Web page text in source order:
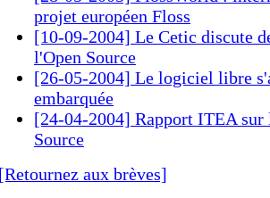
projet européen Floss
[10-09-2004] Le Cetic discute
l'Open Source
[26-05-2004] Le logiciel libre
embarquée
[24-04-2004] Rapport ITEA sur
Source
[Retournez aux brèves]